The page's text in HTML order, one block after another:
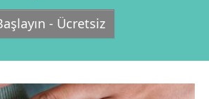
- Ücretsiz